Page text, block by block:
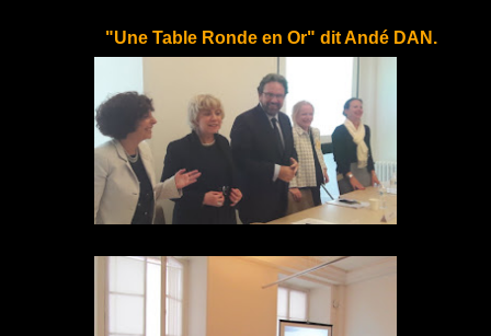
"Une Table Ronde en Or" dit Andé DAN.